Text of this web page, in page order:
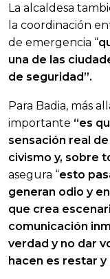
La alcaldesa
la coordinación
de emergencia “
una de las
de seguridad”.
Para Badia, más
importante “es
sensación real
civismo y, sobre
asegura “esto
generan odio y
que crea
comunicación
verdad y no dar
hacen es restar y